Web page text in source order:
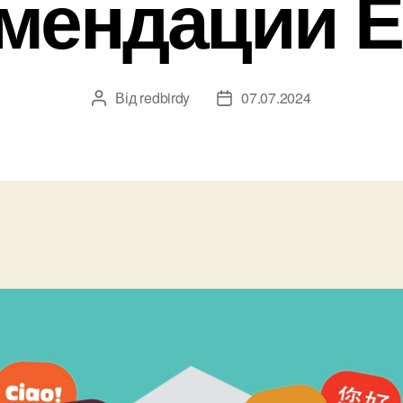
Автор
Від redbirdy
Дата07.07.2024